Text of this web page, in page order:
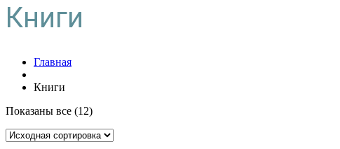
Книги
Главная
Книги
Показаны все (12)